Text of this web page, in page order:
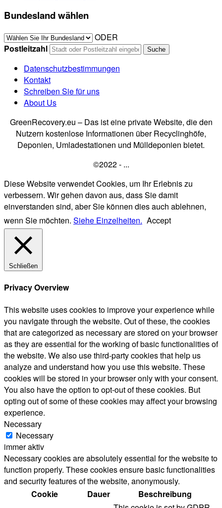
Bundesland wählen
ODER
Postleitzahl
Datenschutzbestimmungen
Kontakt
Schreiben Sie für uns
About Us
GreenRecovery.eu – Das ist eine private Website, die den
Nutzern kostenlose Informationen über Recyclinghöfe,
Deponien, Umladestationen und Mülldeponien bietet.
©2022 - ...
Diese Website verwendet Cookies, um Ihr Erlebnis zu
verbessern. Wir gehen davon aus, dass Sie damit
einverstanden sind, aber Sie können dies auch ablehnen,
wenn Sie möchten. Siehe Einzelheiten. Accept
Schließen
Privacy Overview
This website uses cookies to improve your experience while
you navigate through the website. Out of these, the cookies
that are categorized as necessary are stored on your browser
as they are essential for the working of basic functionalities of
the website. We also use third-party cookies that help us
analyze and understand how you use this website. These
cookies will be stored in your browser only with your consent.
You also have the option to opt-out of these cookies. But
opting out of some of these cookies may affect your browsing
experience.
Necessary
Necessary
immer aktiv
Necessary cookies are absolutely essential for the website to
function properly. These cookies ensure basic functionalities
and security features of the website, anonymously.
Cookie
Dauer
Beschreibung